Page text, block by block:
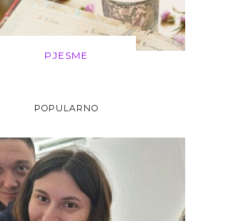
PJESME
POPULARNO